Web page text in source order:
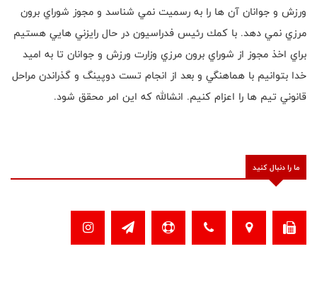
ورزش و جوانان آن ها را به رسميت نمي شناسد و مجوز شوراي برون
مرزي نمي دهد. با كمك رئيس فدراسيون در حال رايزني هايي هستيم
براي اخذ مجوز از شوراي برون مرزي وزارت ورزش و جوانان تا به اميد
خدا بتوانيم با هماهنگي و بعد از انجام تست دوپينگ و گذراندن مراحل
قانوني تيم ها را اعزام كنيم. انشالله كه اين امر محقق شود.
ما را دنبال کنید